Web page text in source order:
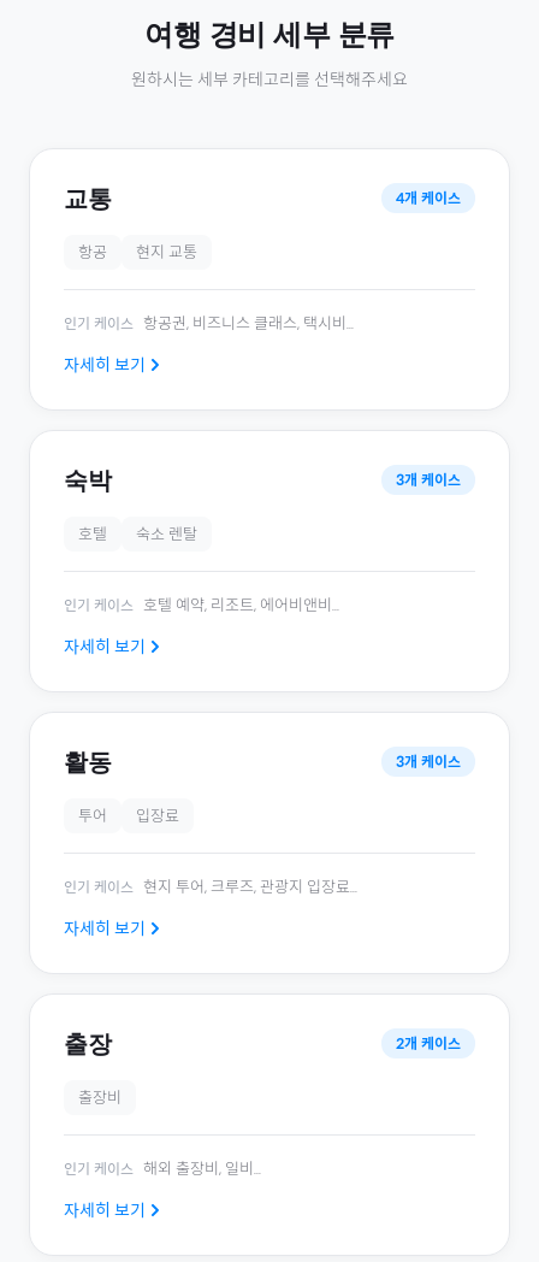
여행 경비 세부 분류
원하시는 세부 카테고리를 선택해주세요
교통 4개 케이스
항공 현지 교통
인기 케이스 항공권, 비즈니스 클래스, 택시비 ...
자세히 보기
숙박 3개 케이스
호텔 숙소 렌탈
인기 케이스 호텔 예약, 리조트, 에어비앤비 ...
자세히 보기
활동 3개 케이스
투어 입장료
인기 케이스 현지 투어, 크루즈, 관광지 입장료...
자세히 보기
출장 2개 케이스
출장비
인기 케이스 해외 출장비, 일비 ...
자세히 보기